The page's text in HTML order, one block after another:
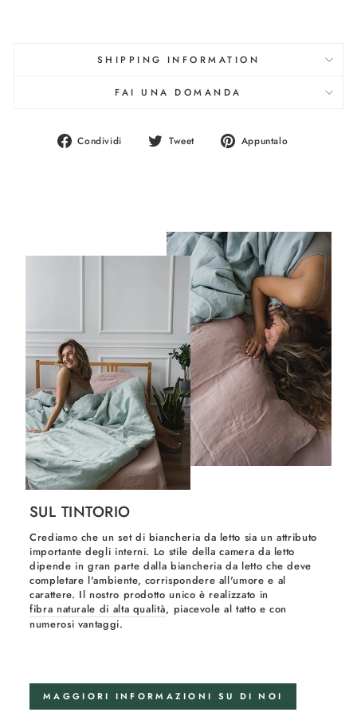
SHIPPING INFORMATION
FAI UNA DOMANDA
Condividi
CondividiTweet
Twitta Appuntalo
SUL TINTORIO
Crediamo che un set di biancheria da letto sia un attributo
importante degli interni. Lo stile della camera da letto
dipende in gran parte dalla biancheria da letto che deve
completare l'ambiente, corrispondere all'umore e al
carattere. Il nostro prodotto unico è realizzato in
fibra naturale di alta qualità, piacevole al tatto e con
numerosi vantaggi.
MAGGIORI INFORMAZIONI SU DI NOI